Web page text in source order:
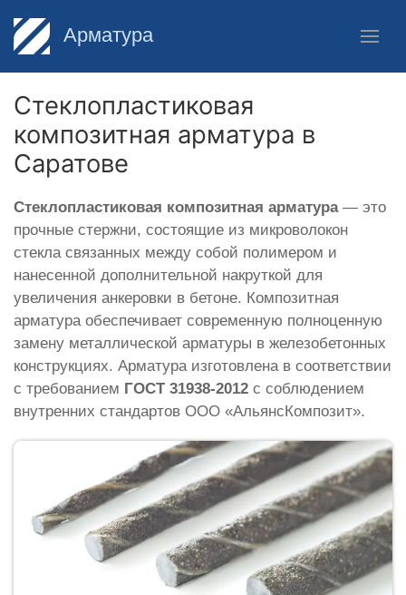
Арматура
Стеклопластиковая
композитная арматура в
Саратове
Стеклопластиковая композитная арматура— это
прочные стержни, состоящие из микроволокон
стекла связанных между собой полимером и
нанесенной дополнительной накруткой для
увеличения анкеровки в бетоне. Композитная
арматура обеспечивает современную полноценную
замену металлической арматуры в железобетонных
конструкциях. Арматура изготовлена в соответствии
с требованием ГОСТ 31938-2012 с соблюдением
внутренних стандартов ООО «АльянсКомпозит».